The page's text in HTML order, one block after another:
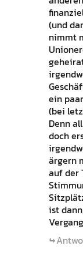
(und
nimmt
ein
(bei
Denn
doch
ärgern
auf der
ist